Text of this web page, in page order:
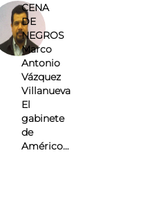
CENA
DE
NEGROS
Marco
Antonio
Vázquez
Villanueva
El
gabinete
de
Américo…